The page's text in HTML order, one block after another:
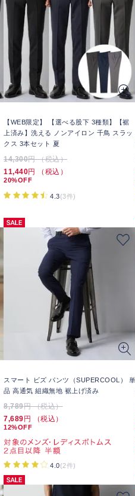
【WEB限定】 【選べる股下 3種類】【裾
上済み】洗える ノンアイロン 千鳥 スラッ
クス 3本セット 夏
14,300円 （税込）
11,440円 （税込）
20%OFF
4.3(3件)
スマート ビズ パンツ（SUPERCOOL） 単
品 高通気 組織無地 裾上げ済み
8,789円 （税込）
7,689円 （税込）
12%OFF
4.0(2件)